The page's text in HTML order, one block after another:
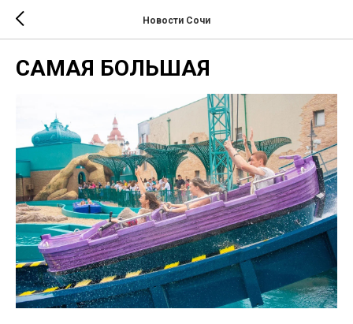
Новости Сочи
САМАЯ БОЛЬШАЯ